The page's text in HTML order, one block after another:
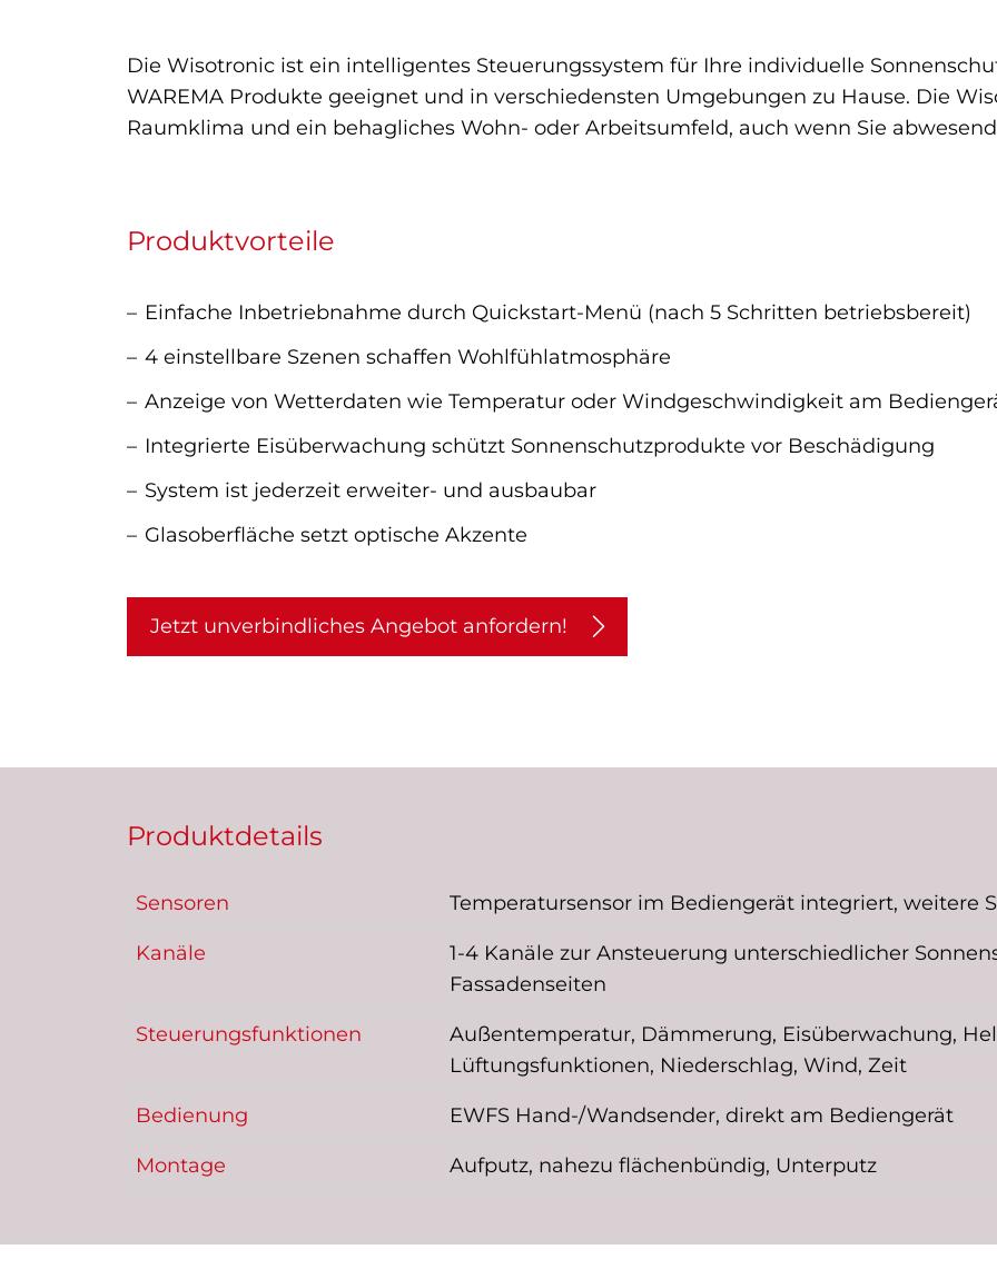
Die Wisotronic ist ein intelligentes Steuerungssystem für Ihre individuelle
WAREMA Produkte geeignet und in verschiedensten Umgebungen zu Hause. Die
Raumklima und ein behagliches Wohn- oder Arbeitsumfeld, auch wenn Sie
Produktvorteile
Einfache Inbetriebnahme durch Quickstart-Menü (nach 5 Schritten betriebsbereit)
4 einstellbare Szenen schaffen Wohlfühlatmosphäre
Anzeige von Wetterdaten wie Temperatur oder Windgeschwindigkeit am
Integrierte Eisüberwachung schützt Sonnenschutzprodukte vor Beschädigung
System ist jederzeit erweiter- und ausbaubar
Glasoberfläche setzt optische Akzente
Jetzt unverbindliches Angebot anfordern!
Produktdetails
Sensoren Temperatursensor im Bediengerät integriert, weitere
Kanäle
1-4 Kanäle zur Ansteuerung unterschiedlicher
Fassadenseiten
Steuerungsfunktionen
Außentemperatur, Dämmerung, Eisüberwachung,
Lüftungsfunktionen, Niederschlag, Wind, Zeit
Bedienung EWFS Hand-/Wandsender, direkt am Bediengerät
Montage Aufputz, nahezu flächenbündig, Unterputz